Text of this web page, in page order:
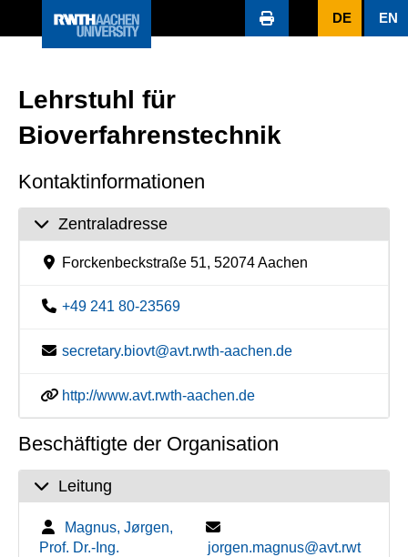
DE EN
Lehrstuhl für
Bioverfahrenstechnik
Kontaktinformationen
Zentraladresse
Forckenbeckstraße 51, 52074 Aachen
+49 241 80-23569
secretary.biovt@avt.rwth-aachen.de
http://www.avt.rwth-aachen.de
Beschäftigte der Organisation
Leitung
Magnus, Jørgen,
Prof. Dr.-Ing.
jorgen.magnus@avt.rwt